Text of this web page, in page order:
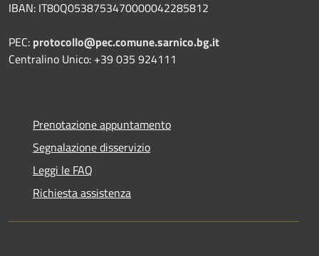
IBAN: IT80Q0538753470000042285812
PEC: protocollo@pec.comune.sarnico.bg.it
Centralino Unico: +39 035 924111
Prenotazione appuntamento
Segnalazione disservizio
Leggi le FAQ
Richiesta assistenza